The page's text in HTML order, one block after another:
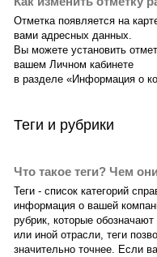
Отметка появляется на
вами адресных данных.
Вы можете установить
вашем Личном кабинете
в разделе «Информация о
Теги и рубрики
Что такое теги? Чем
Теги - список категорий
информация о вашей
рубрик, которые
или иной отрасли, теги
значительно точнее. Если